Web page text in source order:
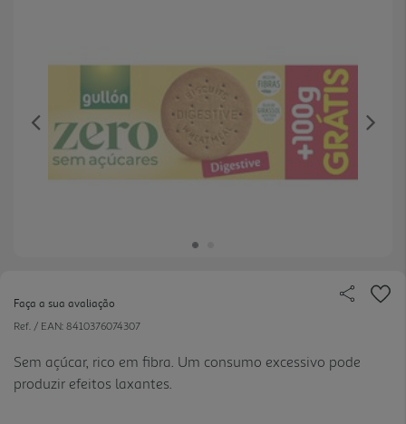
Previous
Faça a sua avaliação
Ref. / EAN: 8410376074307
Sem açúcar, rico em fibra. Um consumo excessivo pode
produzir efeitos laxantes.